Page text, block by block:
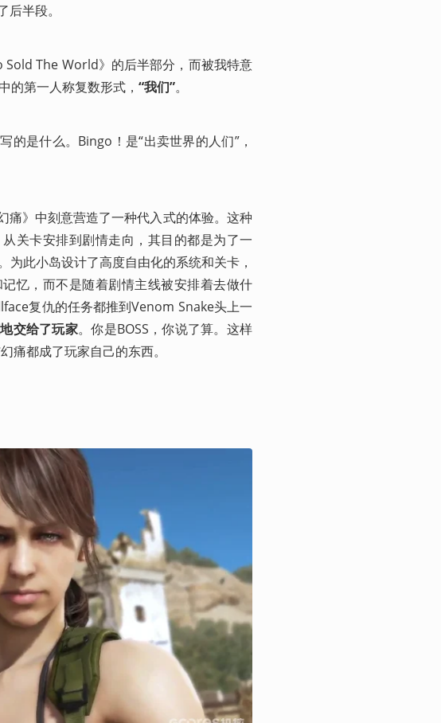
后半段。
The World》的后半部分，而被我特意
的第一人称复数形式， “我们”。
是什么。Bingo！是“出卖世界的人们”，
痛》中刻意营造了一种代入式的体验。这种
关卡安排到剧情走向，其目的都是为了一
为此小岛设计了高度自由化的系统和关卡，
忆，而不是随着剧情主线被安排着去做什
复仇的任务都推到Venom Snake头上一
交给了玩家。你是BOSS，你说了算。这样
痛都成了玩家自己的东西。